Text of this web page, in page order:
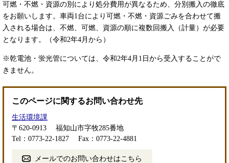
可燃・不燃・資源の別により処分費用が異なるため、分別搬入の徹底
をお願いします。車両1台により可燃・不燃・資源ごみを合わせて搬
入される場合は、不燃、可燃、資源の順に複数回搬入（計量）が必要
となります。（令和2年4月から）
※乾電池・蛍光管については、令和2年4月1日から受入することがで
きません。
このページに関するお問い合わせ先
生活環境課
〒620-0913
福知山市字牧285番地
Tel：0773-22-1827
Fax：0773-22-4881
メールでのお問い合わせはこちら